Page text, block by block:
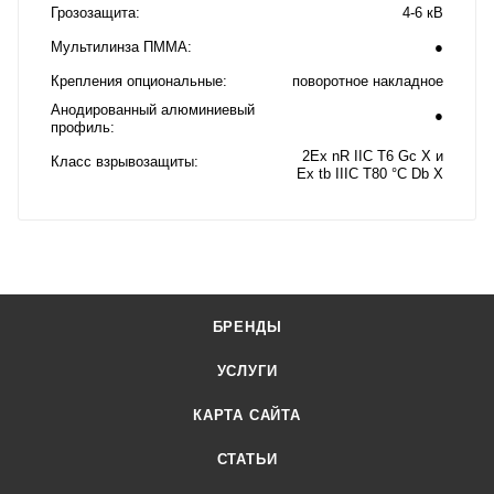
Грозозащита 4-6 кВ
Мультилинза ПММА ●
Крепления опциональные
поворотное накладное
Анодированный алюминиевый
профиль
●
Класс взрывозащиты
2Ex nR IIC T6 Gc X и
Ex tb IIIC T80 °C Db X
БРЕНДЫ
УСЛУГИ
КАРТА САЙТА
СТАТЬИ